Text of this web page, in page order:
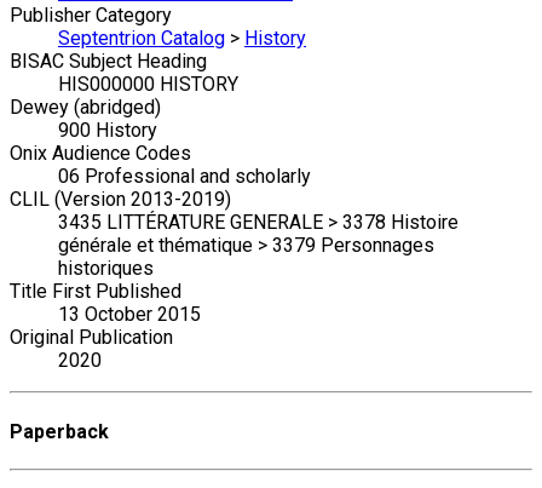
Publisher Category
Septentrion Catalog > History
BISAC Subject Heading
HIS000000 HISTORY
Dewey (abridged)
900 History
Onix Audience Codes
06 Professional and scholarly
CLIL (Version 2013-2019)
3435 LITTÉRATURE GENERALE > 3378 Histoire
générale et thématique > 3379 Personnages
historiques
Title First Published
13 October 2015
Original Publication
2020
Paperback